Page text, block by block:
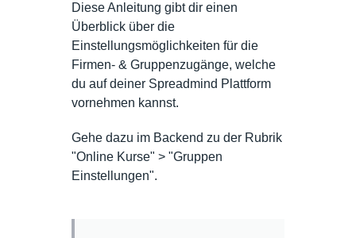
Diese Anleitung gibt dir einen
Überblick über die
Einstellungsmöglichkeiten für die
Firmen- & Gruppenzugänge, welche
du auf deiner Spreadmind Plattform
vornehmen kannst.
Gehe dazu im Backend zu der Rubrik
"Online Kurse" > "Gruppen
Einstellungen".